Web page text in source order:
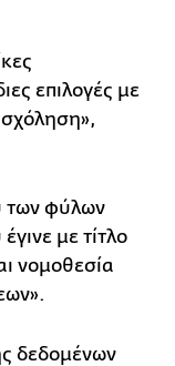
επιλογές με
των φύλων
με τίτλο
νομοθεσία
δεδομένων